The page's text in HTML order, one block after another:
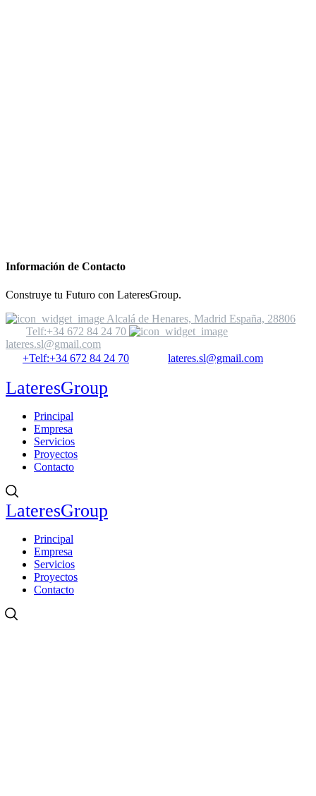
Información de Contacto
Construye tu Futuro con LateresGroup.
Alcalá de Henares, Madrid España, 28806
Telf:+34 672 84 24 70
lateres.sl@gmail.com
+Telf:+34 672 84 24 70
lateres.sl@gmail.com
LateresGroup
Principal
Empresa
Servicios
Proyectos
Contacto
LateresGroup
Principal
Empresa
Servicios
Proyectos
Contacto